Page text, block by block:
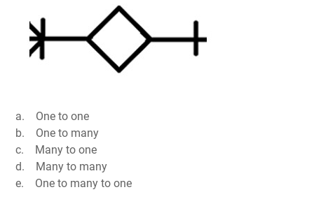
a. One to one
b. One to many
c. Many to one
d. Many to many
e. One to many to one